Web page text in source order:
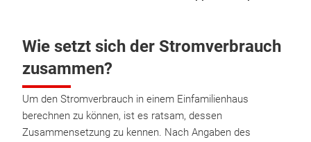
Wie setzt sich der Stromverbrauch
zusammen?
Um den Stromverbrauch in einem Einfamilienhaus
berechnen zu können, ist es ratsam, dessen
Zusammensetzung zu kennen. Nach Angaben des